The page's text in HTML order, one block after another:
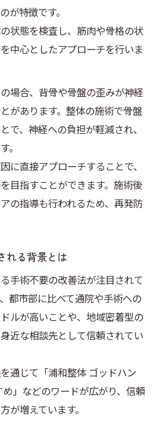
が語る継続ケアの大切さ
れる整体の効果とは
で重視したいポイント
た方の体験談と感想集
長持ちさせる方法
が特徴です。
状態を検査し、筋肉や骨格の状
中心としたアプローチを行いま
場合、背骨や骨盤の歪みが神経
があります。整体の施術で骨盤
で、神経への負担が軽減され、
。
に直接アプローチすることで、
目指すことができます。施術後
の指導も行われるため、再発防
れる背景とは
手術不要の改善法が注目されて
都市部に比べて通院や手術への
ルが高いことや、地域密着型の
近な相談先として信頼されてい
通じて「浦和整体 ゴッドハン
」などのワードが広がり、信頼
が増えています。